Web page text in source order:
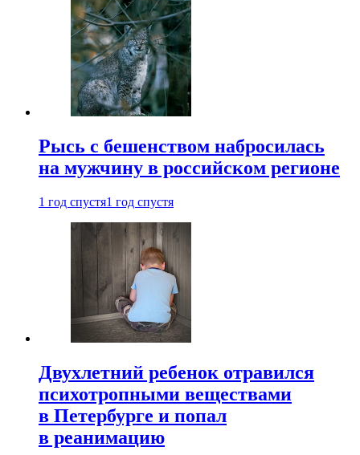
Рысь с бешенством набросилась
на мужчину в российском регионе
1 год спустя1 год спустя
Двухлетний ребенок отравился
психотропными веществами
в Петербурге и попал
в реанимацию